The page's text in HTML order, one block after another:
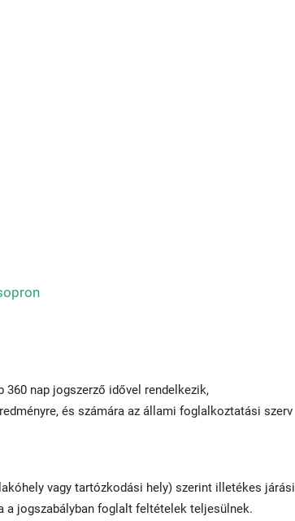
nap jogszerző idővel rendelkezik,
és számára az állami foglalkoztatási szerv
vagy tartózkodási hely) szerint illetékes járási
jogszabályban foglalt feltételek teljesülnek.